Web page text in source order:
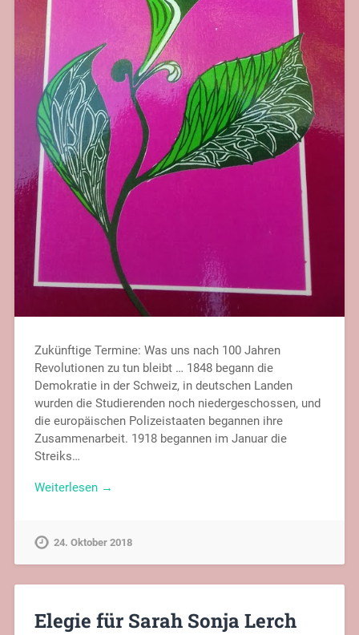
Zukünftige Termine: Was uns nach 100 Jahren
Revolutionen zu tun bleibt … 1848 begann die
Demokratie in der Schweiz, in deutschen Landen
wurden die Studierenden noch niedergeschossen, und
die europäischen Polizeistaaten begannen ihre
Zusammenarbeit. 1918 begannen im Januar die
Streiks…
Weiterlesen →
24. Oktober 2018
Elegie für Sarah Sonja Lerch